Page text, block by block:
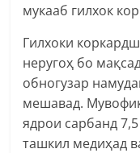
мукааб гилхок
Гилхоки
неругоҳ бо
обногузар
мешавад.
ядрои сарбанд
ташкил медиҳад